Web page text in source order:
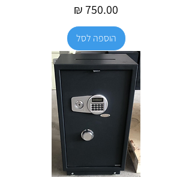
מחיר
הוספה לסל